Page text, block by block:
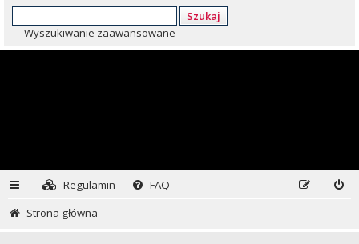
Szukaj
Wyszukiwanie zaawansowane
Regulamin
FAQ
Strona główna